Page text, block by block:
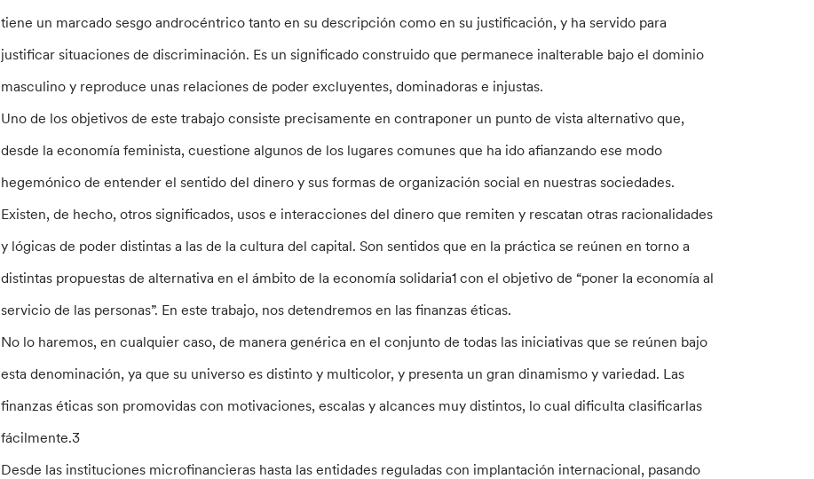
tiene un marcado sesgo androcéntrico tanto en su descripción como en su justificación, y ha servido para
justificar situaciones de discriminación. Es un significado construido que permanece inalterable bajo el dominio
masculino y reproduce unas relaciones de poder excluyentes, dominadoras e injustas.
Uno de los objetivos de este trabajo consiste precisamente en contraponer un punto de vista alternativo que,
desde la economía feminista, cuestione algunos de los lugares comunes que ha ido afianzando ese modo
hegemónico de entender el sentido del dinero y sus formas de organización social en nuestras sociedades.
Existen, de hecho, otros significados, usos e interacciones del dinero que remiten y rescatan otras racionalidades
y lógicas de poder distintas a las de la cultura del capital. Son sentidos que en la práctica se reúnen en torno a
distintas propuestas de alternativa en el ámbito de la economía solidaria1 con el objetivo de “poner la economía al
servicio de las personas”. En este trabajo, nos detendremos en las finanzas éticas.
No lo haremos, en cualquier caso, de manera genérica en el conjunto de todas las iniciativas que se reúnen bajo
esta denominación, ya que su universo es distinto y multicolor, y presenta un gran dinamismo y variedad. Las
finanzas éticas son promovidas con motivaciones, escalas y alcances muy distintos, lo cual dificulta clasificarlas
fácilmente.3
Desde las instituciones microfinancieras hasta las entidades reguladas con implantación internacional, pasando